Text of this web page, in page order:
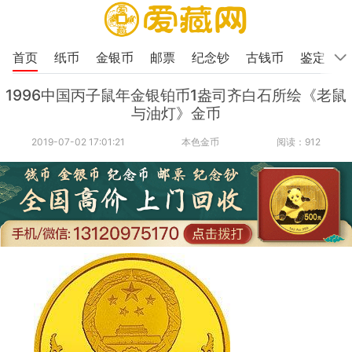
首页 纸币 金银币 邮票 纪念钞 古钱币 鉴定
1996中国丙子鼠年金银铂币1盎司齐白石所绘《老鼠
与油灯》金币
2019-07-02 17:01:21 本色金币 阅读：912